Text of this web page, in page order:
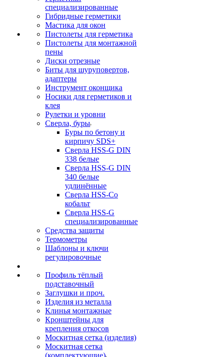
специализированные
Гибридные герметики
Мастика для окон
Пистолеты для герметика
Пистолеты для монтажной
пены
Диски отрезные
Биты для шуруповертов,
адаптеры
Инструмент оконщика
Носики для герметиков и
клея
Рулетки и уровни
Сверла, буры
Буры по бетону и
кирпичу SDS+
Сверла HSS-G DIN
338 белые
Сверла HSS-G DIN
340 белые
удлинённые
Сверла HSS-Co
кобальт
Сверла HSS-G
специализированные
Средства защиты
Термометры
Шаблоны и ключи
регулировочные
Профиль тёплый
подставочный
Заглушки и проч.
Изделия из металла
Клинья монтажные
Кронштейны для
крепления откосов
Москитная сетка (изделия)
Москитная сетка
(комплектующие)